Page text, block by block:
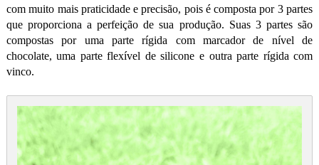
com muito mais praticidade e precisão, pois é composta por 3 partes
que proporciona a perfeição de sua produção. Suas 3 partes são
compostas por uma parte rígida com marcador de nível de
chocolate, uma parte flexível de silicone e outra parte rígida com
vinco.